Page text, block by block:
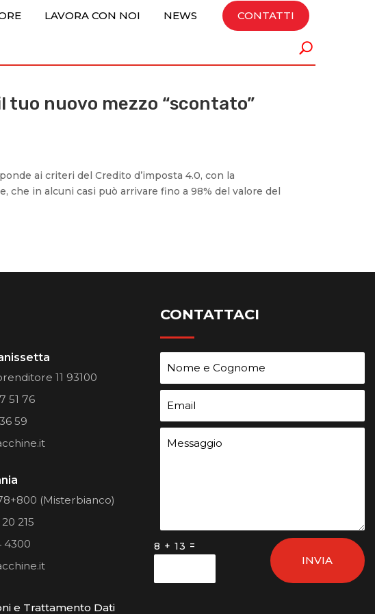
LAVORA CON NOI NEWS CONTATTI
tuo nuovo mezzo “scontato”
ai criteri del Credito d’imposta 4.0, con la
in alcuni casi può arrivare fino a 98% del valore del
11 93100
51 76
59
(Misterbianco)
215
4300
CONTATTACI
8 + 13 =
INVIA
e Trattamento Dati